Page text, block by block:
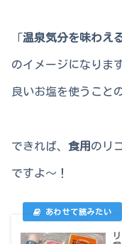
「温泉気分を味わえ
のイメージになりま
良いお塩を使うこと
できれば、 食用 のリ
ですよ～！